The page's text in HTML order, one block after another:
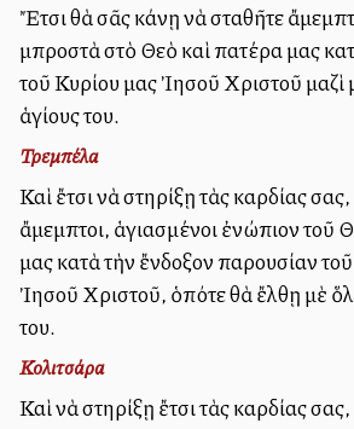
Ἔτσι θὰ σᾶς κάνῃ νὰ σταθῆτε
μπροστὰ στὸ Θεὸ καὶ πατέρα μας
τοῦ Κυρίου μας Ἰησοῦ Χριστοῦ μαζὶ
ἁγίους του.
Τρεμπέλα
Καὶ ἔτσι νὰ στηρίξῃ τὰς καρδίας
ἄμεμπτοι, ἁγιασμένοι ἐνώπιον τοῦ
μας κατὰ τὴν ἔνδοξον παρουσίαν
Ἰησοῦ Χριστοῦ, ὁπότε θὰ ἔλθῃ μὲ
του.
Κολιτσάρα
Καὶ νὰ στηρίξῃ ἔτσι τὰς καρδίας